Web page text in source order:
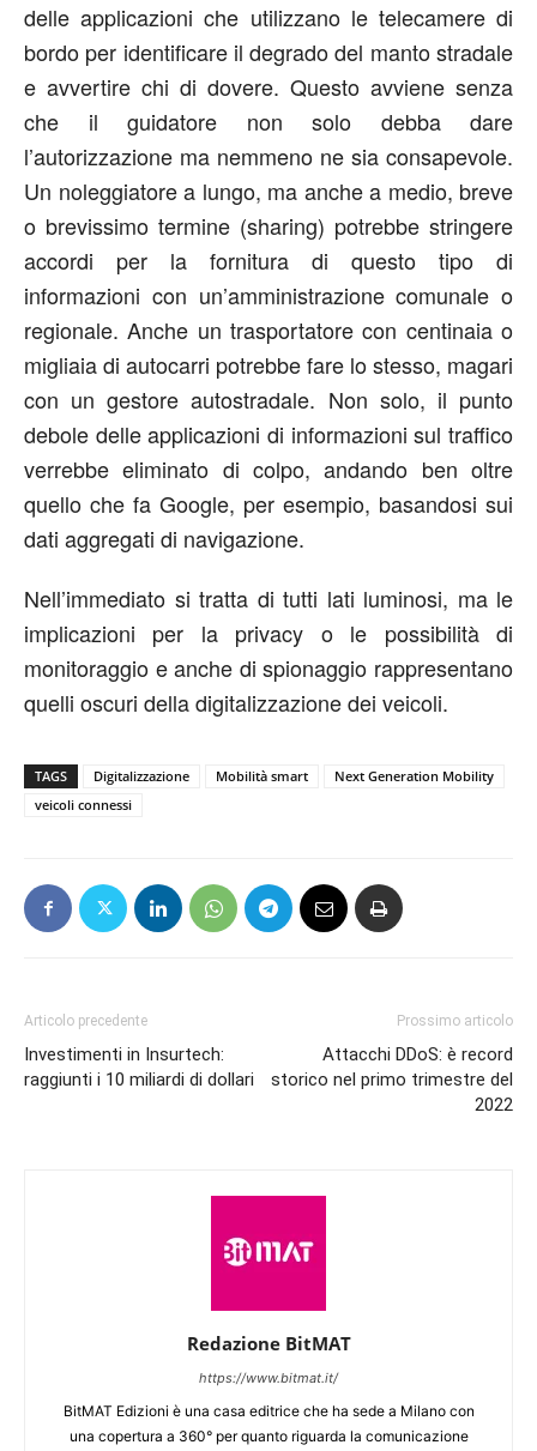
delle applicazioni che utilizzano le telecamere di
bordo per identificare il degrado del manto stradale
e avvertire chi di dovere. Questo avviene senza
che il guidatore non solo debba dare
l’autorizzazione ma nemmeno ne sia consapevole.
Un noleggiatore a lungo, ma anche a medio, breve
o brevissimo termine (sharing) potrebbe stringere
accordi per la fornitura di questo tipo di
informazioni con un’amministrazione comunale o
regionale. Anche un trasportatore con centinaia o
migliaia di autocarri potrebbe fare lo stesso, magari
con un gestore autostradale. Non solo, il punto
debole delle applicazioni di informazioni sul traffico
verrebbe eliminato di colpo, andando ben oltre
quello che fa Google, per esempio, basandosi sui
dati aggregati di navigazione.
Nell’immediato si tratta di tutti lati luminosi, ma le
implicazioni per la privacy o le possibilità di
monitoraggio e anche di spionaggio rappresentano
quelli oscuri della digitalizzazione dei veicoli.
TAGS Digitalizzazione Mobilità smart
Next Generation Mobility
veicoli connessi
Articolo precedente
Investimenti in Insurtech:
raggiunti i 10 miliardi di dollari
Prossimo articolo
Attacchi DDoS: è record
storico nel primo trimestre del
2022
Redazione BitMAT
https://www.bitmat.it/
BitMAT Edizioni è una casa editrice che ha sede a Milano con
una copertura a 360° per quanto riguarda la comunicazione